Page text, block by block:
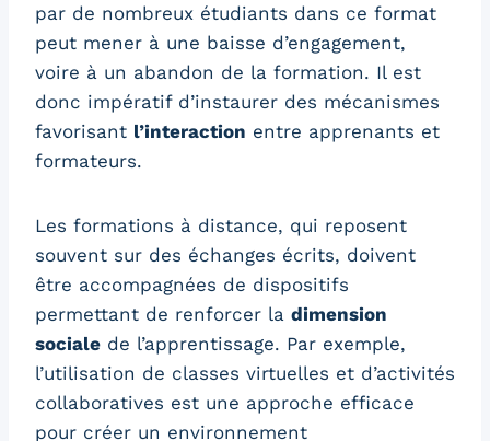
par de nombreux étudiants dans ce format
peut mener à une baisse d’engagement,
voire à un abandon de la formation. Il est
donc impératif d’instaurer des mécanismes
favorisant l’interaction entre apprenants et
formateurs.
Les formations à distance, qui reposent
souvent sur des échanges écrits, doivent
être accompagnées de dispositifs
permettant de renforcer la dimension
sociale de l’apprentissage. Par exemple,
l’utilisation de classes virtuelles et d’activités
collaboratives est une approche efficace
pour créer un environnement